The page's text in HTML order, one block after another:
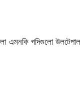
এমনকি গদিগুলো